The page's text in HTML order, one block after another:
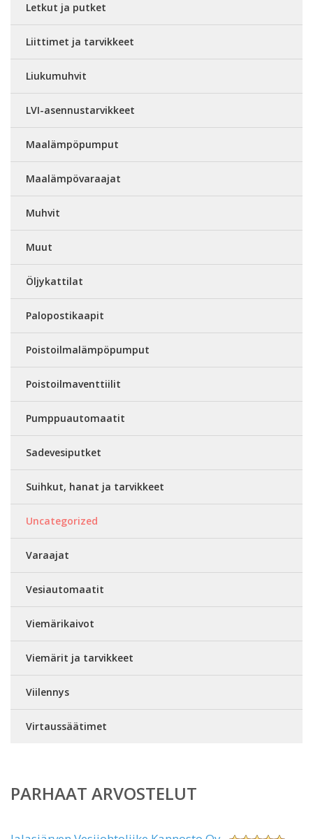
Letkut ja putket
Liittimet ja tarvikkeet
Liukumuhvit
LVI-asennustarvikkeet
Maalämpöpumput
Maalämpövaraajat
Muhvit
Muut
Öljykattilat
Palopostikaapit
Poistoilmalämpöpumput
Poistoilmaventtiilit
Pumppuautomaatit
Sadevesiputket
Suihkut, hanat ja tarvikkeet
Uncategorized
Varaajat
Vesiautomaatit
Viemärikaivot
Viemärit ja tarvikkeet
Viilennys
Virtaussäätimet
PARHAAT ARVOSTELUT